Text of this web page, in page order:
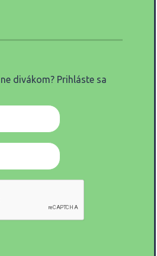
divákom? Prihláste sa